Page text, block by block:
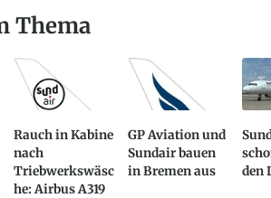
Thema
Rauch in Kabine
nach
Triebwerkswäsc
he: Airbus A319
GP Aviation und
Sundair bauen
in Bremen aus
den